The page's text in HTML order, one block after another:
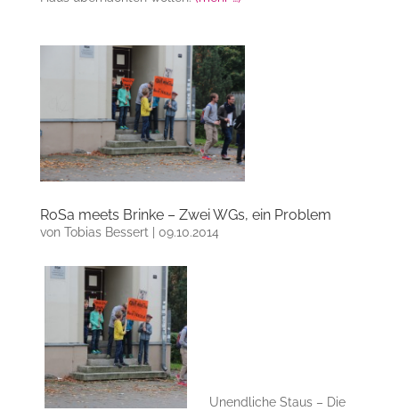
RoSa meets Brinke – Zwei WGs, ein Problem
von Tobias Bessert 09.10.2014
Unendliche Staus – Die